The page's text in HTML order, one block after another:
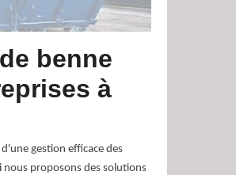
benne
à
gestion efficace des
nous proposons des solutions